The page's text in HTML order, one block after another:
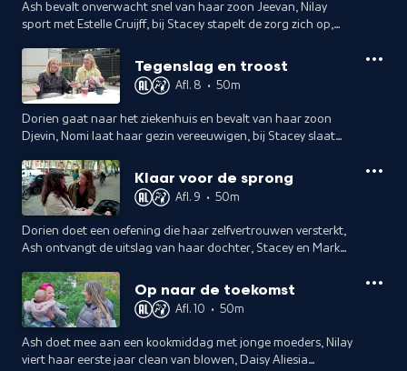
Ash bevalt onverwacht snel van haar zoon Jeevan, Nilay
sport met Estelle Cruijff, bij Stacey stapelt de zorg zich op,
zwangerschap klaar mee.Tegenslag en troost
Afl. 8 • 50m
Dorien gaat naar het ziekenhuis en bevalt van haar zoon
Djevin, Nomi laat haar gezin vereeuwigen, bij Stacey slaat
nachten.
Klaar voor de sprong
Afl. 9 • 50m
Dorien doet een oefening die haar zelfvertrouwen versterkt,
Ash ontvangt de uitslag van haar dochter, Stacey en Mark
met een date.
Op naar de toekomst
Afl. 10 • 50m
Ash doet mee aan een kookmiddag met jonge moeders, Nilay
viert haar eerste jaar clean van blowen, Daisy Aliesia